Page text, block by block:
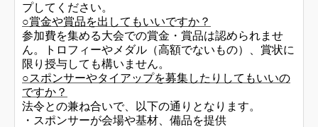
プしてください。
○賞金や賞品を出してもいいですか？
参加費を集める大会での賞金・賞品は認められませ
ん。トロフィーやメダル（高額でないもの）、賞状に
限り授与しても構いません。
○スポンサーやタイアップを募集したりしてもいいの
ですか？
法令との兼ね合いで、以下の通りとなります。
・スポンサーが会場や基材、備品を提供